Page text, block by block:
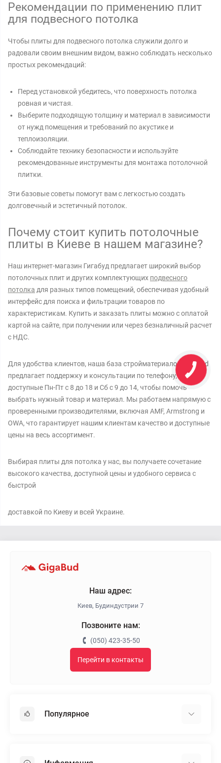
Рекомендации по применению плит
для подвесного потолка
Чтобы плиты для подвесного потолка служили долго и
радовали своим внешним видом, важно соблюдать несколько
простых рекомендаций:
Перед установкой убедитесь, что поверхность потолка
ровная и чистая.
Выберите подходящую толщину и материал в зависимости
от нужд помещения и требований по акустике и
теплоизоляции.
Соблюдайте технику безопасности и используйте
рекомендованные инструменты для монтажа потолочной
плитки.
Эти базовые советы помогут вам с легкостью создать
долговечный и эстетичный потолок.
Почему стоит купить потолочные
плиты в Киеве в нашем магазине?
Наш интернет-магазин Гигабуд предлагает широкий выбор
потолочных плит и других комплектующих подвесного
потолка для разных типов помещений, обеспечивая удобный
интерфейс для поиска и фильтрации товаров по
характеристикам. Купить и заказать плиты можно с оплатой
картой на сайте, при получении или через безналичный расчет
с НДС.
Для удобства клиентов, наша база стройматериалов Gigabud
предлагает поддержку и консультации по телефону,
доступные Пн-Пт с 8 до 18 и Сб с 9 до 14, чтобы помочь
выбрать нужный товар и материал. Мы работаем напрямую с
проверенными производителями, включая AMF, Armstrong и
OWA, что гарантирует нашим клиентам качество и доступные
цены на весь ассортимент.
Выбирая плиты для потолка у нас, вы получаете сочетание
высокого качества, доступной цены и удобного сервиса с
быстрой
доставкой по Киеву и всей Украине.
Наш адрес:
Киев, Будиндустрии 7
Позвоните нам:
(050) 423-35-50
Перейти в контакты
Популярное